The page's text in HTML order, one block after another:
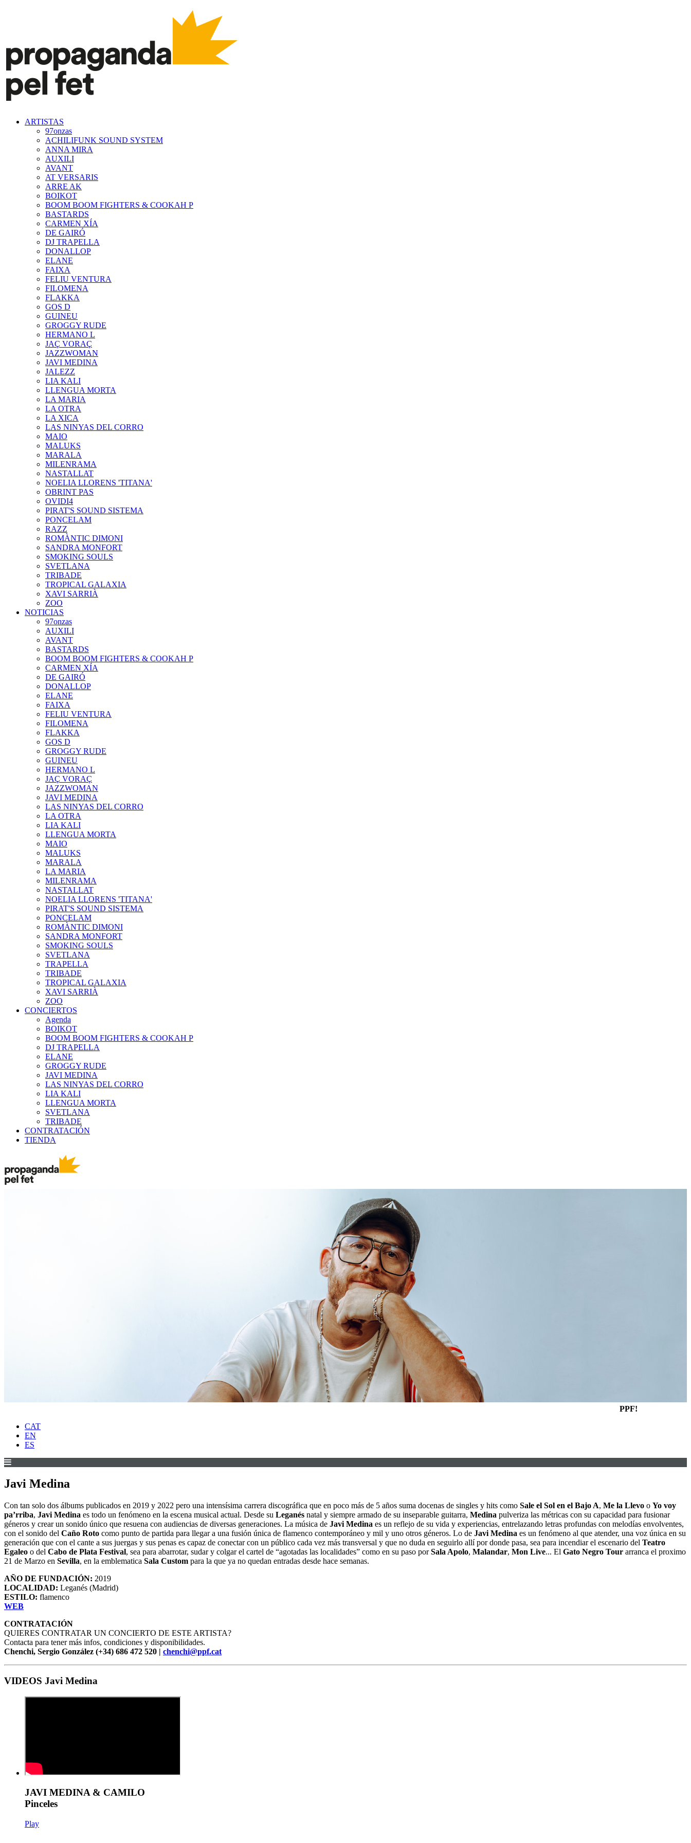
ARTISTAS
97onzas
ACHILIFUNK SOUND SYSTEM
ANNA MIRA
AUXILI
AVANT
AT VERSARIS
ARRE AK
BOIKOT
BOOM BOOM FIGHTERS & COOKAH P
BASTARDS
CARMEN XÍA
DE GAIRÓ
DJ TRAPELLA
DONALLOP
ELANE
FAIXA
FELIU VENTURA
FILOMENA
FLAKKA
GOS D
GUINEU
GROGGY RUDE
HERMANO L
JAÇ VORAÇ
JAZZWOMAN
JAVI MEDINA
JALEZZ
LIA KALI
LLENGUA MORTA
LA MARIA
LA OTRA
LA XICA
LAS NINYAS DEL CORRO
MAIO
MALUKS
MARALA
MILENRAMA
NASTALLAT
NOELIA LLORENS 'TITANA'
OBRINT PAS
OVIDI4
PIRAT'S SOUND SISTEMA
PONCELAM
RAZZ
ROMÀNTIC DIMONI
SANDRA MONFORT
SMOKING SOULS
SVETLANA
TRIBADE
TROPICAL GALAXIA
XAVI SARRIÀ
ZOO
NOTICIAS
97onzas
AUXILI
AVANT
BASTARDS
BOOM BOOM FIGHTERS & COOKAH P
CARMEN XÍA
DE GAIRÓ
DONALLOP
ELANE
FAIXA
FELIU VENTURA
FILOMENA
FLAKKA
GOS D
GROGGY RUDE
GUINEU
HERMANO L
JAÇ VORAÇ
JAZZWOMAN
JAVI MEDINA
LAS NINYAS DEL CORRO
LA OTRA
LIA KALI
LLENGUA MORTA
MAIO
MALUKS
MARALA
LA MARIA
MILENRAMA
NASTALLAT
NOELIA LLORENS 'TITANA'
PIRAT'S SOUND SISTEMA
PONCELAM
ROMÀNTIC DIMONI
SANDRA MONFORT
SMOKING SOULS
SVETLANA
TRAPELLA
TRIBADE
TROPICAL GALAXIA
XAVI SARRIÀ
ZOO
CONCIERTOS
Agenda
BOIKOT
BOOM BOOM FIGHTERS & COOKAH P
DJ TRAPELLA
ELANE
GROGGY RUDE
JAVI MEDINA
LAS NINYAS DEL CORRO
LIA KALI
LLENGUA MORTA
SVETLANA
TRIBADE
CONTRATACIÓN
TIENDA
PPF!
CAT
EN
ES
Javi Medina
Con tan solo dos álbums publicados en 2019 y 2022 pero una intensísima carrera discográfica que en poco más de 5 años suma docenas de singles y hits como Sale el Sol en el Bajo A, Me la Llevo o Yo voy
pa’rriba, Javi Medina es todo un fenómeno en la escena musical actual. Desde su Leganés natal y siempre armado de su inseparable guitarra, Medina pulveriza las métricas con su capacidad para fusionar
géneros y crear un sonido único que resuena con audiencias de diversas generaciones. La música de Javi Medina es un reflejo de su vida y experiencias, entrelazando letras profundas con melodías envolventes,
con el sonido del Caño Roto como punto de partida para llegar a una fusión única de flamenco contemporáneo y mil y uno otros géneros. Lo de Javi Medina es un fenómeno al que atender, una voz única en su
generación que con el cante a sus juergas y sus penas es capaz de conectar con un público cada vez más transversal y que no duda en seguirlo allí por donde pasa, sea para incendiar el escenario del Teatro
Egaleo o del Cabo de Plata Festival, sea para abarrotar, sudar y colgar el cartel de “agotadas las localidades” como en su paso porSala Apolo, Malandar, Mon Live... El Gato Negro Tour arranca el proximo
21 de Marzo en Sevilla, en la emblematica Sala Custom para la que ya no quedan entradas desde hace semanas.
AÑO DE FUNDACIÓN: 2019
LOCALIDAD: Leganés (Madrid)
ESTILO: flamenco
WEB
CONTRATACIÓN
QUIERES CONTRATAR UN CONCIERTO DE ESTE ARTISTA?
Contacta para tener más infos, condiciones y disponibilidades.
Chenchi, Sergio González (+34) 686 472 520 | chenchi@ppf.cat
VIDEOS Javi Medina
JAVI MEDINA & CAMILO
Pinceles
Play